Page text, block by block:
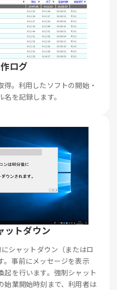
ログ
。利用したソフトの開始・
を記録します。
トダウン
シャットダウン（またはロ
。事前にメッセージを表示
起を行います。強制シャット
始業開始時刻まで、利用者は